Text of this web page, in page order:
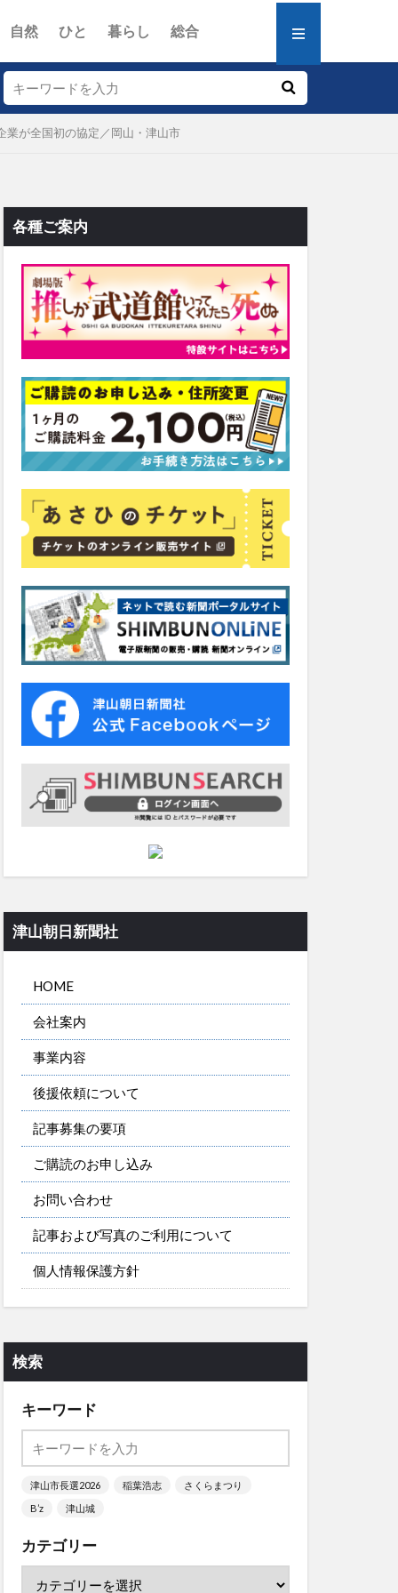
自然 ひと 暮らし 総合
が全国初の協定／岡山・津山市
各種ご案内
津山朝日新聞社
HOME
会社案内
事業内容
後援依頼について
記事募集の要項
ご購読のお申し込み
お問い合わせ
記事および写真のご利用について
個人情報保護方針
検索
キーワード
津山市長選2026 稲葉浩志
さくらまつり
B’z
津山城
カテゴリー